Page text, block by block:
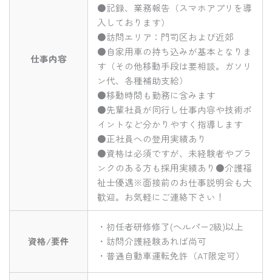
仕事内容
●記録、業務報告（スマホアプリを導
入しております）
●訪問エリア：門司区および近郊
●自家用車の持ち込みが基本となりま
す（その他移動手段は要相談。ガソリ
ン代、各種補助支給）
●移動時間も勤務に含みます
●先輩社員が同行し仕事内容や技術ポ
イントなど分かりやすく指導します
●正社員への登用実績あり
●資格は必須ですが、未経験者やブラ
ンクのある方も採用実績あり●介護福
祉士優遇※面接前のお仕事説明会も大
歓迎。お気軽にご連絡下さい！
資格/要件
・初任者研修修了(ヘルパー2級)以上
・訪問介護経験あれば尚可
・普通自動車運転免許（AT限定可）